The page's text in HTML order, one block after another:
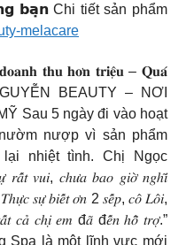
𝗯𝗮̣𝗻 Chi tiết sản phẩm
melacare
𝐭𝐡𝐮 𝐡𝐨̛𝐧 𝐭𝐫𝐢𝐞̣̂𝐮 – 𝐐𝐮𝐚́
BEAUTY – NƠI
Sau 5 ngày đi vào hoạt
nượp vì sản phẩm
nhiệt tình. Chị Ngọc
𝑣𝑢𝑖, 𝑐ℎ𝑢̛𝑎 𝑏𝑎𝑜 𝑔𝑖𝑜̛̀ 𝑛𝑔ℎ𝑖̃
𝑠𝑢̛̣ 𝑏𝑖𝑒̂́𝑡 𝑜̛𝑛 2 𝑠𝑒̂́𝑝, 𝑐𝑜̂ 𝐿𝑜̂𝑖,
𝑐𝑎̉ 𝑐ℎ𝑖̣ 𝑒𝑚 đ𝑎̃ đ𝑒̂́𝑛 ℎ𝑜̂̃ 𝑡𝑟𝑜̛̣.”
Spa là một lĩnh vực mới